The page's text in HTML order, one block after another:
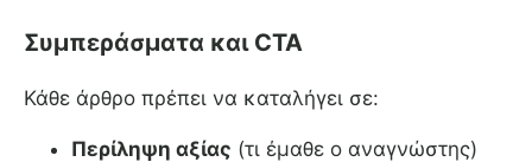
Συμπεράσματα και CTA
Κάθε άρθρο πρέπει να καταλήγει σε:
Περίληψη αξίας (τι έμαθε ο αναγνώστης)